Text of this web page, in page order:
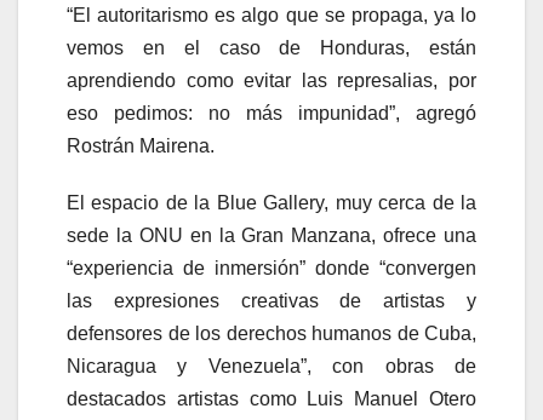
“El autoritarismo es algo que se propaga, ya lo
vemos en el caso de Honduras, están
aprendiendo como evitar las represalias, por
eso pedimos: no más impunidad”, agregó
Rostrán Mairena.
El espacio de la Blue Gallery, muy cerca de la
sede la ONU en la Gran Manzana, ofrece una
“experiencia de inmersión” donde “convergen
las expresiones creativas de artistas y
defensores de los derechos humanos de Cuba,
Nicaragua y Venezuela”, con obras de
destacados artistas como Luis Manuel Otero